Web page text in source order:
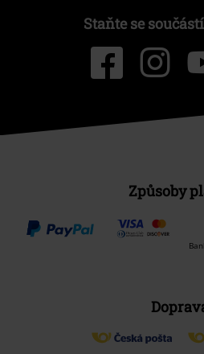
Staňte se
Způsoby